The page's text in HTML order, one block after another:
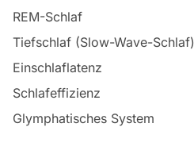
REM-Schlaf
Tiefschlaf (Slow-Wave-Schlaf)
Einschlaflatenz
Schlafeffizienz
Glymphatisches System